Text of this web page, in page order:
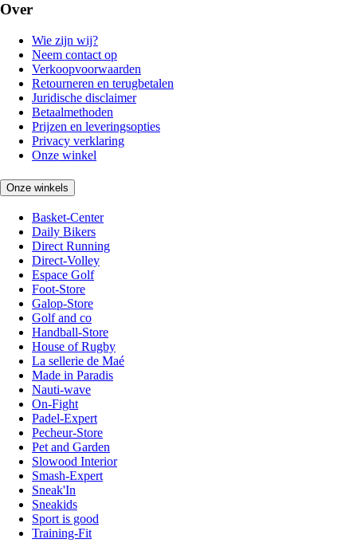
Over
Wie zijn wij?
Neem contact op
Verkoopvoorwaarden
Retourneren en terugbetalen
Juridische disclaimer
Betaalmethoden
Prijzen en leveringsopties
Privacy verklaring
Onze winkel
Onze winkels
Basket-Center
Daily Bikers
Direct Running
Direct-Volley
Espace Golf
Foot-Store
Galop-Store
Golf and co
Handball-Store
House of Rugby
La sellerie de Maé
Made in Paradis
Nauti-wave
On-Fight
Padel-Expert
Pecheur-Store
Pet and Garden
Slowood Interior
Smash-Expert
Sneak'In
Sneakids
Sport is good
Training-Fit